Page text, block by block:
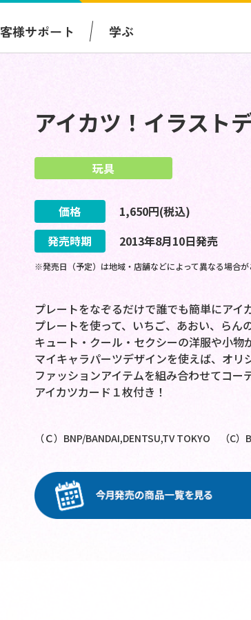
様サポート 学ぶ
アイカツ！イラスト
玩具
価格 1,650円(税込)
発売時期
2013年8月10日発売
※発売日（予定）は地域・店舗などによって異なる場合が
プレートをなぞるだけで誰でも簡単にアイ
プレートを使って、いちご、あおい、らん
キュート・クール・セクシーの洋服や小物
マイキャラパーツデザインを使えば、オリ
ファッションアイテムを組み合わせてコー
アイカツカード１枚付き！
（Ｃ）BNP/BANDAI,DENTSU,TV TOKYO （C）